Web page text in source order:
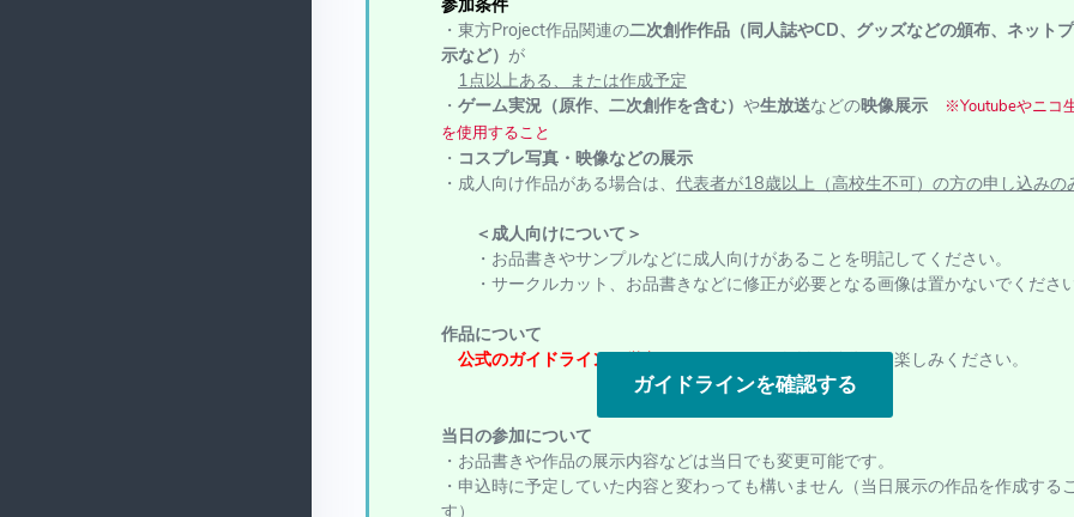
・東方Project作品関連の二次創作作品（同人誌やCD、グッズなどの頒布、ネット
示など） が
1点以上ある、または作成予定
・ ゲーム実況（原作、二次創作を含む） や生放送などの映像展示
※Youtubeやニコ
を使用すること
・ コスプレ写真・映像などの展示
・成人向け作品がある場合は、 代表者が18歳以上（高校生不可）の方の申し込みの
＜成人向けについて＞
・お品書きやサンプルなどに成人向けがあることを明記してください。
・サークルカット、お品書きなどに修正が必要となる画像は置かないでくださ
作品について
公式のガイドラインを厳守したうえでの二次創作活動をお楽しみください。
ガイドラインを確認する
当日の参加について
・お品書きや作品の展示内容などは当日でも変更可能です。
・申込時に予定していた内容と変わっても構いません（当日展示の作品を作成する
す）